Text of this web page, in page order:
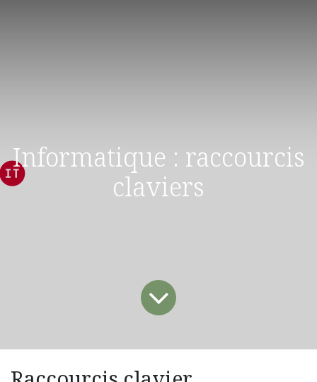
Informatique : raccourcis
claviers